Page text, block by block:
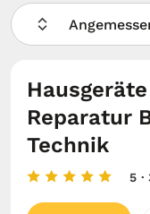
Reparatur
Technik
5